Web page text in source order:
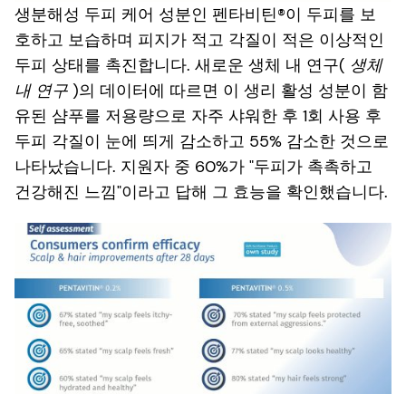
생분해성 두피 케어 성분인 펜타비틴®이 두피를 보
호하고 보습하며 피지가 적고 각질이 적은 이상적인
두피 상태를 촉진합니다. 새로운 생체 내 연구( 생체
내 연구 )의 데이터에 따르면 이 생리 활성 성분이 함
유된 샴푸를 저용량으로 자주 샤워한 후 1회 사용 후
두피 각질이 눈에 띄게 감소하고 55% 감소한 것으로
나타났습니다. 지원자 중 60%가 "두피가 촉촉하고
건강해진 느낌"이라고 답해 그 효능을 확인했습니다.